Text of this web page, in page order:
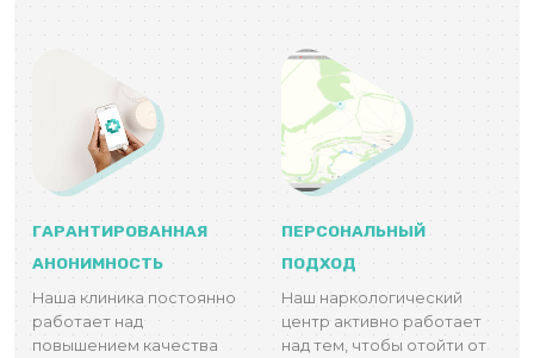
ГАРАНТИРОВАННАЯ
АНОНИМНОСТЬ
Наша клиника постоянно
работает над
повышением качества
ПЕРСОНАЛЬНЫЙ
ПОДХОД
Наш наркологический
центр активно работает
над тем, чтобы отойти от